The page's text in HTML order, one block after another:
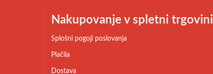
Nakupovanje v spletni trgovini
Splošni pogoji poslovanja
Plačila
Dostava